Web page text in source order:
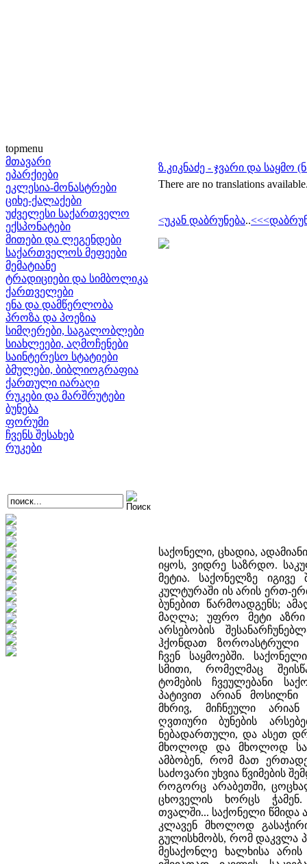
topmenu
მთავარი
ეპარქიები
ეკლესია-მონასტრები
ციხე-ქალაქები
უძველესი საქართველო
ექსპონატები
მითები და ლეგენდები
საქართველოს მეფეები
მემატიანე
ტრადიციები და სიმბოლიკა
ქართველები
ენა და დამწერლობა
პროზა და პოეზია
სიმღერები, საგალობლები
სიახლეები, აღმოჩენები
საინტერესო სტატიები
ბმულები, ბიბლიოგრაფია
ქართული იარაღი
რუკები და მარშრუტები
ბუნება
ფორუმი
ჩვენს შესახებ
რუკები
ზ.კიკნაძე - ჯვარი და საყმო
There are no translations
<უკან დაბრუნება..
საქონელი, ცხადია, ადამიანის სარჩოა, მისი ცხოვრების სახსარი. მაგრამ ის შეიძლება უფრო მეტი იყოს, ვიდრე საზრდო. საკულტო აზრით, პირველადი მასში სწორედ ის არის, რაც საზრდოზე მეტია. საქონელზე იგივე შეგვიძლია გავიმეოროთ, რაც ითქვა თასზე, რომ ტრადიციულ კულტურაში ის არის ერთ-ერთი იმ საგანთაგან, რომელსაც შეუძლია იტვირთოს იმაზე მეტი, რასაც ბუნებით წარმოადგენს; ამაღლდეს, ადამიანმა აამაღლოს ის მის ელემენტურ დანიშნულებაზე მაღლა; უფრო მეტი აზრი შესძინოს საზოგადოებისათვის, ვიდრე აქვს საკვებს ფიზიკური არსებობის შესანარჩუნებლად. ეს გაცნობიერებულია ინდურ კულტურაში, ეს შეგნებული ჰქონდათ ზოროასტრული ჰიმნების - გათების შემქმნელებს, ეს სავსებით გააზრებულია ჩვენ საყმოებში. საქონელი წმიდა, საპატივებელი არსებაა. რას ნიშნავს ეს? რობერტსონ სმითი, რომელმაც შეისწავლა მესაქონლე და მწყემსი ხალხების, კერძოდ, სემიტი ტომების ჩვეულებანი საქონელთან დაკავშირებით, წერს შემდეგს: «შინაური ცხოველები პატივით არიან მოსილნი დედამიწის სხვადასხვა კუთხის მწყემს ხალხებში. ისინი, ერთის მხრივ, მიჩნეული არიან ადამიანის მეგობრებად და თვისტომებად, მეორეს მხრივ, ღვთიური ბუნების არსებებად; მათი დახოცვა მხოლოდ განსაკუთრებულ ვითარებაშია ნებადართული, და ასეთ დროსაც კი არ გამოიყენება კერძო, ყოველდღიურ საკვებად, არამედ მხოლოდ და მხოლოდ საერთო დღესასწაულებზე. აფრიკის ერთ-ერთ მომთაბარე ტომზე ამბობენ, რომ მათ ერთადერთ სარჩოს ცხვრის ფარები და საქონელი წარმოადგენს. როცა საძოვარი უხვია წვიმების შემდეგ, ისინი იკვებებიან რძეში შეზავებული სისხლით, რომელსაც ისევე, როგორც არაბეთში, ცოცხალ პირუტყვს უღებენ; ხოლო გვალვების დროს ბებერი ან სნეული ცხოველის ხორცს ჭამენ. მაგრამ პირუტყვის დამკვლელი უწმიდურად ითვლება მათ თვალში... საქონელი წმიდა არსებაა, რადგან ის წარმოადგენს ადამიანის ცხოვრების სახსარს. მას კლავენ მხოლოდ გასაჭირის დროს და მისი დამკვლელი უწმიდურად ითვლება, რაც იმას გულისხმობს, რომ დაკვლა პირუტყვისა უკეთური საქმეა... ყოველდღიური საკვები აფრიკის ბევრი მესაქონლე ხალხისა არის რძე ან ნანადირევი, საქონელი კი, რომელსაც ისინი მწყესავენ, იშვიათად იკვლის საკვებად; მას მხოლოდ განსაკუთრებულ შემთხვევაში კლავენ, მაგ., ლაშქრობის გამოცხადებისას, ბავშვების წინადაცვეთისას და ქორწილში; ან კლავენ სამოსელისთვის ან იმიტომ, რომ პირუტყვი დასახიჩრებულია ან ბებერი...» (157, 277-9). თითქოს პარადოქსია: საქონელი ადამიანის ერთადერთი სარჩოა, რისთვისაც კაცი თავს დადებს, მაგრამ ის არ იკვლის ყოველდღიური პურობისათვის; უფრო მეტი: მისი დაკვლა უღვთო აქტია. სწორედ იმიტომ, რომ საქონელი ჩვენი საყმოს სიცოცხლის სახსარია, მისი იმედი ამ წუთისოფელში, ის არ იკვლის ყოველდღიური საკვებისთვის, არამედ როგორც მესაქონლე სემიტი ტომები იქცევიან, ის იკვლის ლაშქრობის წინ ჯვარში, ჯვარის დღესასწაულებზე, ჯვარში გაყვანისას, ქორწილში, მიცვალებულის ხარჯებში. საყმოს ცხოვრების ამ მნიშვნელოვან, გარდამტეხ პერიოდებში შეიძლება გაიწიროს, შეიწიროს საქონელი. ხარი იწირება საყმოს გენეზისში, როგორც დავინახეთ, ადამიანის ყოფნა-არყოფნის ზღურბლზე და ეს გასდევს მის ცხოვრებას, თავს იჩენს კერძო და საერთო მნიშვნელოვან შემთხვევებში.